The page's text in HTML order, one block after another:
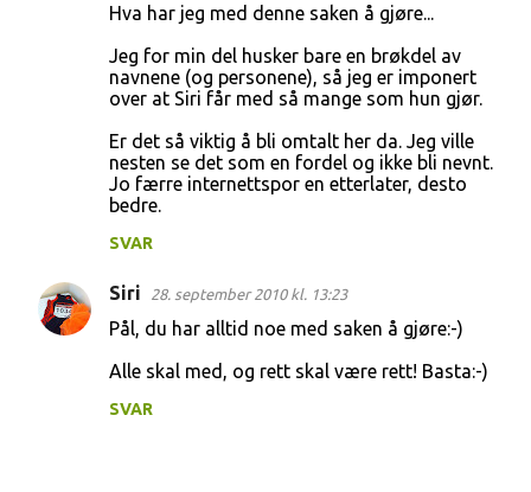
Hva har jeg med denne saken å gjøre...
Jeg for min del husker bare en brøkdel av
navnene (og personene), så jeg er imponert
over at Siri får med så mange som hun gjør.
Er det så viktig å bli omtalt her da. Jeg ville
nesten se det som en fordel og ikke bli nevnt.
Jo færre internettspor en etterlater, desto
bedre.
SVAR
Siri 28. september 2010 kl. 13:23
Pål, du har alltid noe med saken å gjøre:-)
Alle skal med, og rett skal være rett! Basta:-)
SVAR